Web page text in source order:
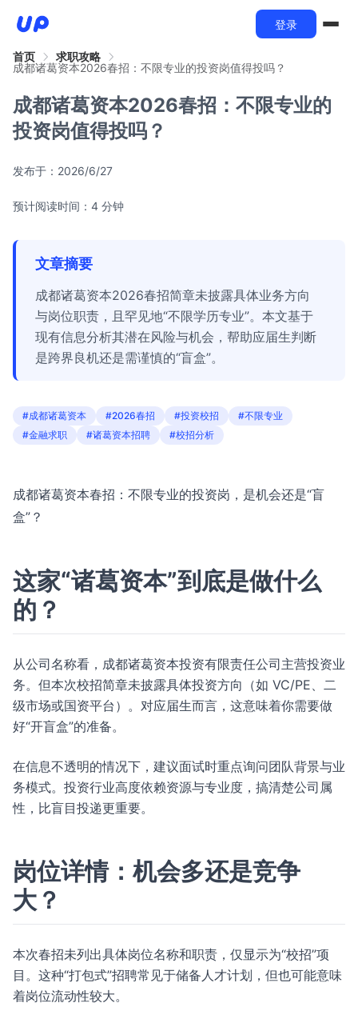
登录
首页
求职攻略
成都诸葛资本2026春招：不限专业的投资岗值得投吗？
成都诸葛资本2026春招：不限专业的
投资岗值得投吗？
发布于： 2026/6/27
预计阅读时间：4 分钟
文章摘要
成都诸葛资本2026春招简章未披露具体业务方向
与岗位职责，且罕见地“不限学历专业”。本文基于
现有信息分析其潜在风险与机会，帮助应届生判断
是跨界良机还是需谨慎的“盲盒”。
#成都诸葛资本 #2026春招 #投资校招
#不限专业
#金融求职
#诸葛资本招聘 #校招分析
成都诸葛资本春招：不限专业的投资岗，是机会还是“盲
盒”？
这家“诸葛资本”到底是做什么
的？
从公司名称看，成都诸葛资本投资有限责任公司主营投资业
务。但本次校招简章未披露具体投资方向（如 VC/PE、二
级市场或国资平台）。对应届生而言，这意味着你需要做
好“开盲盒”的准备。
在信息不透明的情况下，建议面试时重点询问团队背景与业
务模式。投资行业高度依赖资源与专业度，搞清楚公司属
性，比盲目投递更重要。
岗位详情：机会多还是竞争
大？
本次春招未列出具体岗位名称和职责，仅显示为“校招”项
目。这种“打包式”招聘常见于储备人才计划，但也可能意味
着岗位流动性较大。